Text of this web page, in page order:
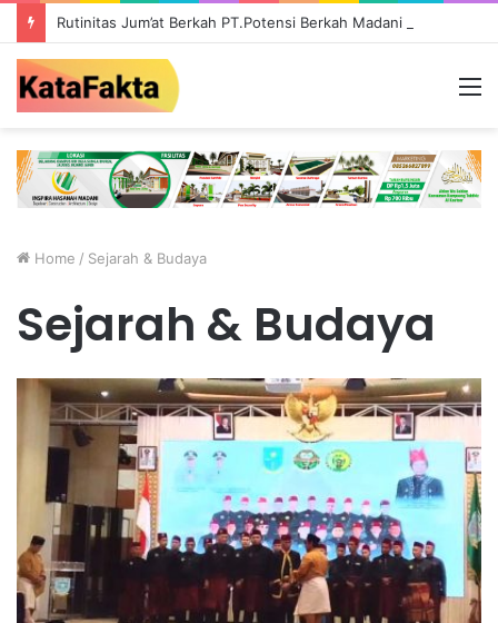
Home / Sejarah & Budaya
Sejarah & Budaya